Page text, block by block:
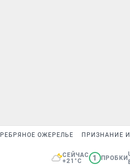
ОЖЕРЕЛЬЕ ПРИЗНАНИЕ
СЕЙЧАС
+21°C
1 ПРОБКИ